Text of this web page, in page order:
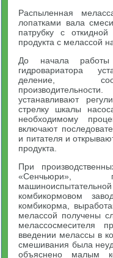
Распыленная
лопатками вала
патрубку с
продукта с мелассой
До начала работы
гидровариатора
деление,
устанавливают
стрелку шкалы
необходимому
включают
и питателя и
продукта.
При
«Сенчьюри»,
комбикормовом
комбикорма,
мелассой получены
мелассосмесителя
введении мелассы в
смешивания была
объяснено малым